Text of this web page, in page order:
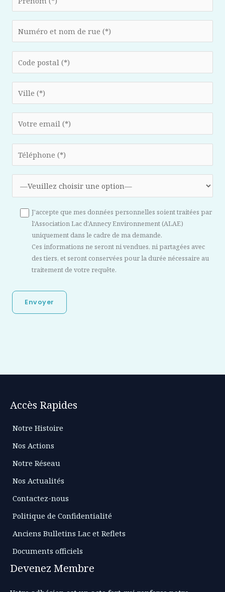
J'accepte que mes données personnelles soient traitées par
l'Association Lac d'Annecy Environnement (ALAE)
uniquement dans le cadre de ma demande.
Ces informations ne seront ni vendues, ni partagées avec
des tiers, et seront conservées pour la durée nécessaire au
traitement de votre requête.
Accès Rapides
Notre Histoire
Nos Actions
Notre Réseau
Nos Actualités
Contactez-nous
Politique de Confidentialité
Anciens Bulletins Lac et Reflets
Documents officiels
Devenez Membre